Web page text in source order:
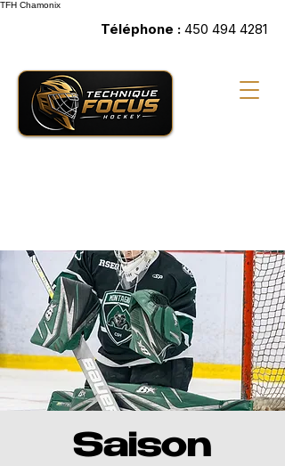
TFH Chamonix
Téléphone : 450 494 4281
Saison